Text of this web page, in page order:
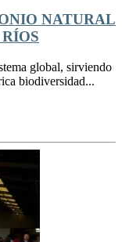
NATURAL
global, sirviendo
biodiversidad...